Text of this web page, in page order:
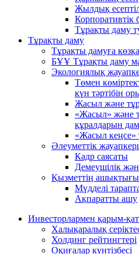
Жылдық
Корпоративтік
Тұрақты даму
Тұрақты даму
Тұрақты дамуға
БҰҰ Тұрақты даму
Экологиялық
Төмен
күн тәртібін
Жасыл және
«Жасыл» және
құралдарын
«Жасыл
Әлеуметтік
Кадр саясаты
Демеушілік
Қызметтің
Мүдделі
Ақпаратты ашу
Инвесторлармен қарым-
Халықаралық
Холдинг рейтингтері
Оқиғалар күнтізбесі